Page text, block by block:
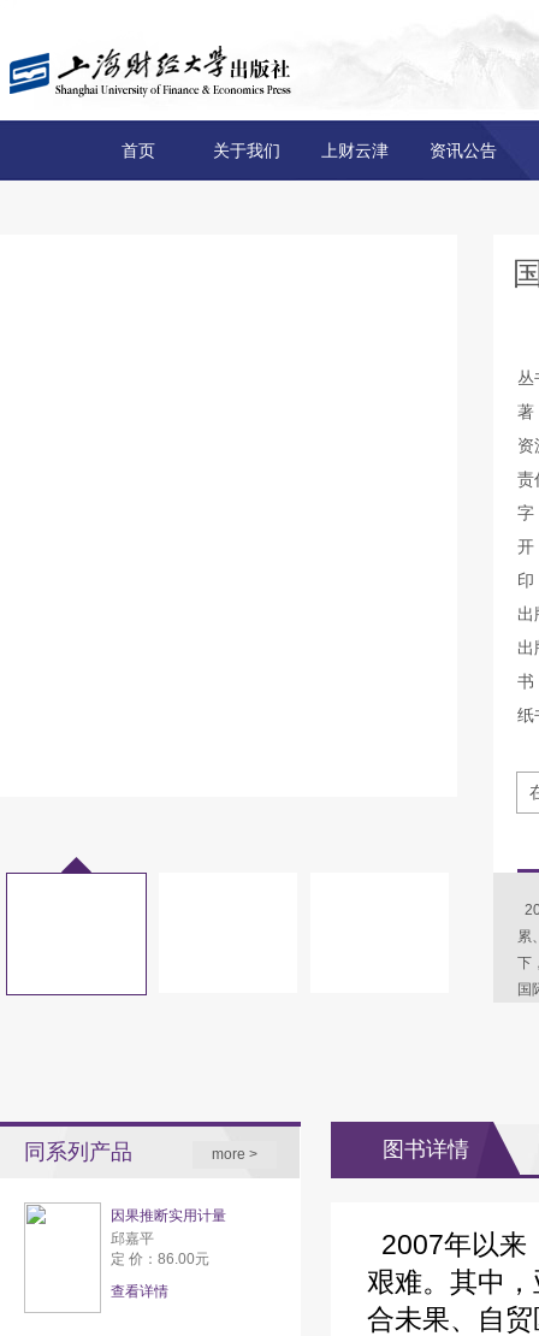
首页 关于我们 上财云津 资讯公告
丛
著
资
责
出
出
纸
累
下
国
同系列产品 more >
因果推断实用计量
邱嘉平
定 价：86.00元
查看详情
图书详情
2007年以来
艰难。其中
合未果、自